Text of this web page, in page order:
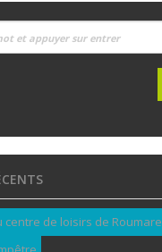
centre de loisirs de Roumare